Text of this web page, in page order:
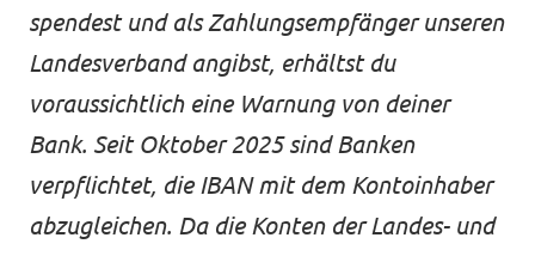
spendest und als Zahlungsempfänger unseren
Landesverband angibst, erhältst du
voraussichtlich eine Warnung von deiner
Bank. Seit Oktober 2025 sind Banken
verpflichtet, die IBAN mit dem Kontoinhaber
abzugleichen. Da die Konten der Landes- und